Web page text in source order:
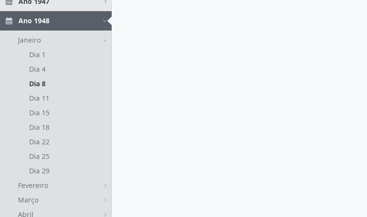
Ano 1948
Janeiro
Dia 1
Dia 4
Dia 8
Dia 11
Dia 15
Dia 18
Dia 22
Dia 25
Dia 29
Fevereiro
Março
Abril